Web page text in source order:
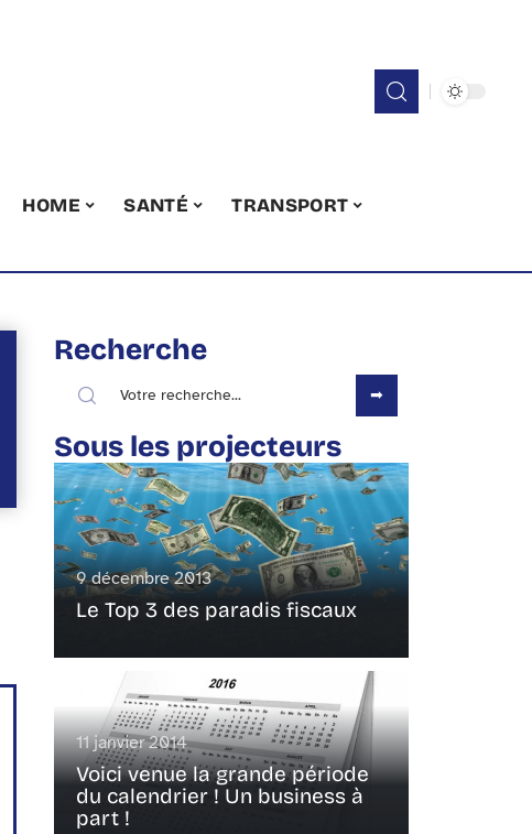
HOME SANTÉ
TRANSPORT
Recherche
Sous les projecteurs
9 décembre 2013
Le Top 3 des paradis fiscaux
11 janvier 2014
Voici venue la grande période
du calendrier ! Un business à
part !